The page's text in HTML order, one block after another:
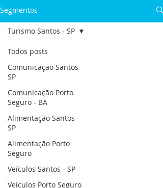
Segmentos
Todos posts
Comunicação Santos -
SP
Comunicação Porto
Seguro - BA
Alimentação Santos -
SP
Alimentação Porto
Seguro
Veículos Santos - SP
Veículos Porto Seguro
Turismo Santos - SP